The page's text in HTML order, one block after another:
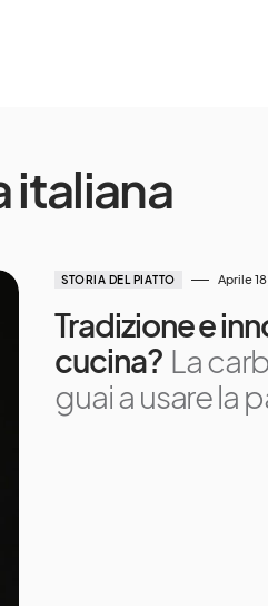
italiana
STORIA DEL PIATTO Aprile
Tradizione e
cucina? La
guai a usare la